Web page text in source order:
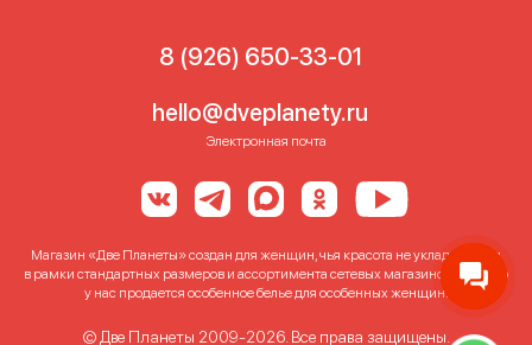
8 (926) 650-33-01
hello@dveplanety.ru
Электронная почта
Магазин «Две Планеты» создан для женщин, чья красота не укладывается
в рамки стандартных размеров и ассортимента сетевых магазинов. Именно
у нас продается особенное белье для особенных женщин!
© Две Планеты 2009-2026. Все права защищены.